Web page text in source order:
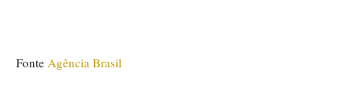
Fonte Agência Brasil